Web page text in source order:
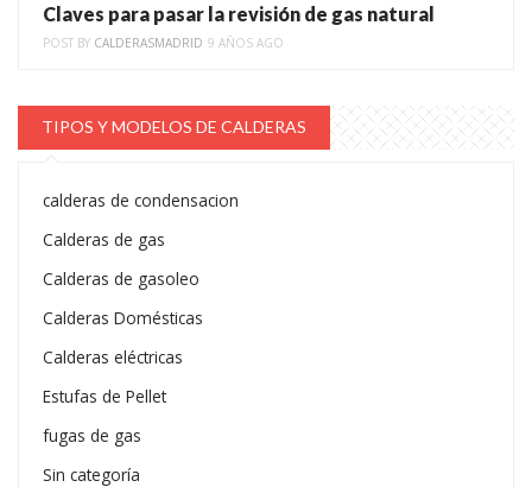
Claves para pasar la revisión de gas natural
POST BY CALDERASMADRID 9 AÑOS AGO
TIPOS Y MODELOS DE CALDERAS
calderas de condensacion
Calderas de gas
Calderas de gasoleo
Calderas Domésticas
Calderas eléctricas
Estufas de Pellet
fugas de gas
Sin categoría